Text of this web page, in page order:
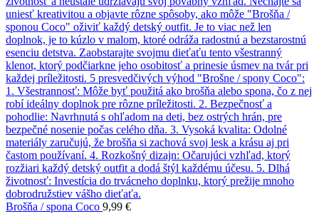
Brošňa / spona Coco 9,99 €